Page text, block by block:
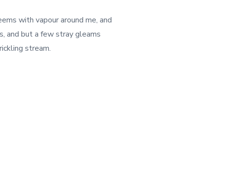
with vapour around me, and
and but a few stray gleams
stream.